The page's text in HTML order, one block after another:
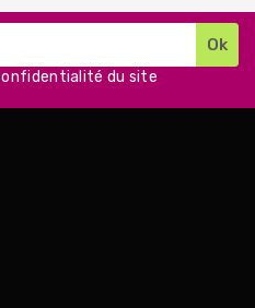
du site